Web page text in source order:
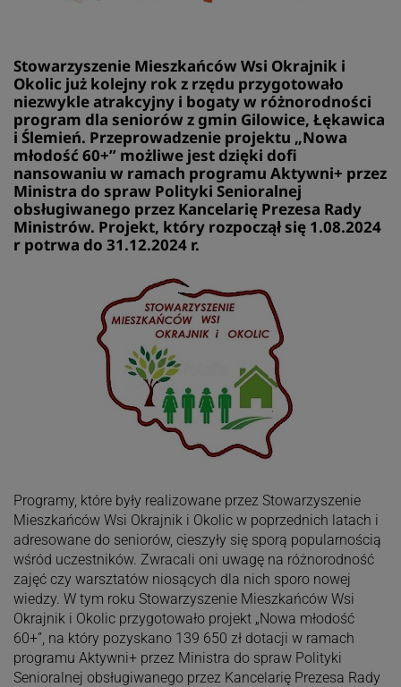
Stowarzyszenie Mieszkańców Wsi Okrajnik i
Okolic już kolejny rok z rzędu przygotowało
niezwykle atrakcyjny i bogaty w różnorodności
program dla seniorów z gmin Gilowice, Łękawica
i Ślemień. Przeprowadzenie projektu „Nowa
młodość 60+” możliwe jest dzięki dofi
nansowaniu w ramach programu Aktywni+ przez
Ministra do spraw Polityki Senioralnej
obsługiwanego przez Kancelarię Prezesa Rady
Ministrów. Projekt, który rozpoczął się 1.08.2024
r potrwa do 31.12.2024 r.
Programy, które były realizowane przez Stowarzyszenie
Mieszkańców Wsi Okrajnik i Okolic w poprzednich latach i
adresowane do seniorów, cieszyły się sporą popularnością
wśród uczestników. Zwracali oni uwagę na różnorodność
zajęć czy warsztatów niosących dla nich sporo nowej
wiedzy. W tym roku Stowarzyszenie Mieszkańców Wsi
Okrajnik i Okolic przygotowało projekt „Nowa młodość
60+”, na który pozyskano 139 650 zł dotacji w ramach
programu Aktywni+ przez Ministra do spraw Polityki
Senioralnej obsługiwanego przez Kancelarię Prezesa Rady